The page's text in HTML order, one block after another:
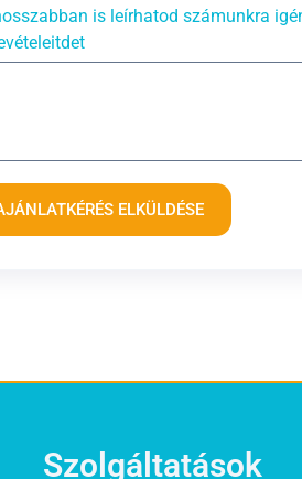
is leírhatod számunkra
ELKÜLDÉSE
Szolgáltatások